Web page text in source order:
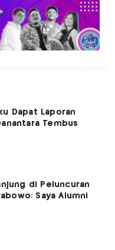
Dapat Laporan
Tembus
di Peluncuran
Saya Alumni